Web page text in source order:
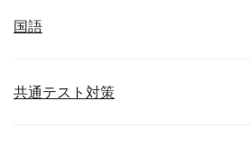
国語
共通テスト対策